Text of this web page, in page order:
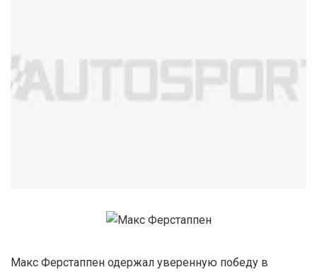
Макс Ферстаппен одержал уверенную победу в